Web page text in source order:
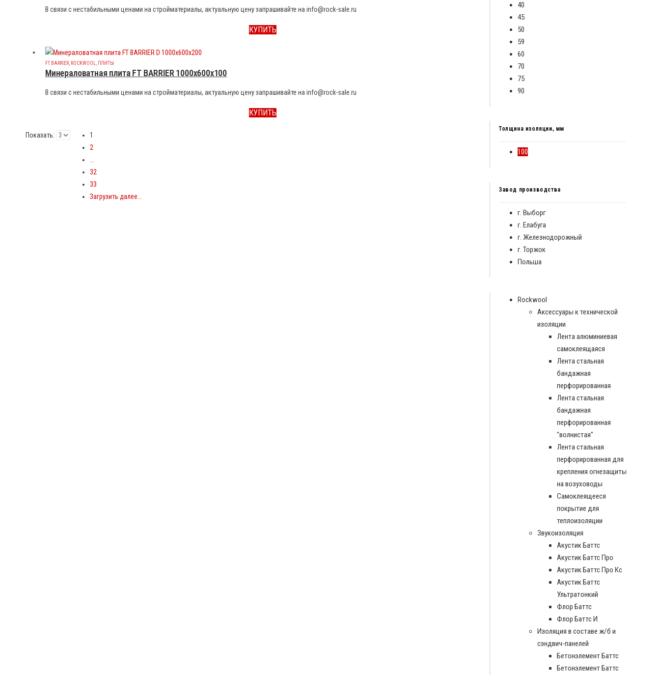
В связи с нестабильными ценами на стройматериалы, актуальную цену запрашивайте на info@rock-sale.ru
КУПИТЬ
FT BARRIER ROCKWOOL ПЛИТЫ
Минераловатная плита FT BARRIER 1000x600x100
В связи с нестабильными ценами на стройматериалы, актуальную цену запрашивайте на info@rock-sale.ru
КУПИТЬ
Показать:
1
2
32
33
Загрузить далее...
40
45
50
59
60
70
75
90
Толщина изоляции, мм
100
Завод производства
г. Выборг
г. Елабуга
г. Железнодорожный
г. Торжок
Польша
Rockwool
Аксессуары к технической
изоляции
Лента алюминиевая
самоклеящаяся
Лента стальная
бандажная
перфорированная
Лента стальная
бандажная
перфорированная
"волнистая"
Лента стальная
перфорированная для
крепления огнезащиты
на возуховоды
Самоклеящееся
покрытие для
теплоизоляции
Звукоизоляция
Акустик Баттс
Акустик Баттс Про
Акустик Баттс Про Кс
Акустик Баттс
Ультратонкий
Флор Баттс
Флор Баттс И
Изоляция в составе ж/б и
сэндвич-панелей
Бетонэлемент Баттс
Бетонэлемент Баттс